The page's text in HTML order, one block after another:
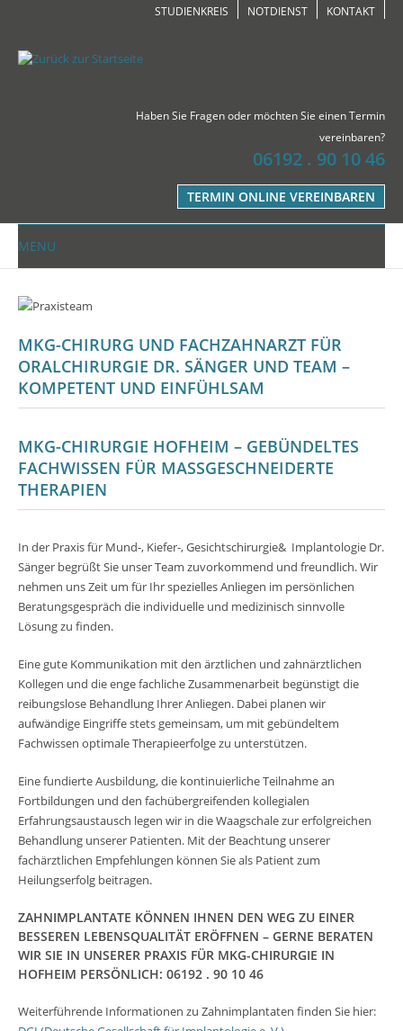
STUDIENKREIS NOTDIENST KONTAKT
Haben Sie Fragen oder möchten Sie einen Termin
vereinbaren?
06192 . 90 10 46
TERMIN ONLINE VEREINBAREN
MENU
MKG-CHIRURG UND FACHZAHNARZT FÜR
ORALCHIRURGIE DR. SÄNGER UND TEAM –
KOMPETENT UND EINFÜHLSAM
MKG-CHIRURGIE HOFHEIM – GEBÜNDELTES
FACHWISSEN FÜR MASSGESCHNEIDERTE T
HERAPIEN
In der Praxis für Mund-, Kiefer-, Gesichtschirurgie& Implantologie Dr.
Sänger begrüßt Sie unser Team zuvorkommend und freundlich. Wir
nehmen uns Zeit um für Ihr spezielles Anliegen im persönlichen
Beratungsgespräch die individuelle und medizinisch sinnvolle
Lösung zu finden.
Eine gute Kommunikation mit den ärztlichen und zahnärztlichen
Kollegen und die enge fachliche Zusammenarbeit begünstigt die
reibungslose Behandlung Ihrer Anliegen. Dabei planen wir
aufwändige Eingriffe stets gemeinsam, um mit gebündeltem
Fachwissen optimale Therapieerfolge zu unterstützen.
Eine fundierte Ausbildung, die kontinuierliche Teilnahme an
Fortbildungen und den fachübergreifenden kollegialen
Erfahrungsaustausch legen wir in die Waagschale zur erfolgreichen
Behandlung unserer Patienten. Mit der Beachtung unserer
fachärztlichen Empfehlungen können Sie als Patient zum
Heilungserfolg beitragen.
ZAHNIMPLANTATE KÖNNEN IHNEN DEN WEG ZU EINER
BESSEREN LEBENSQUALITÄT ERÖFFNEN – GERNE BERATEN
WIR SIE IN UNSERER PRAXIS FÜR MKG-CHIRURGIE IN
HOFHEIM PERSÖNLICH: 06192 . 90 10 46
Weiterführende Informationen zu Zahnimplantaten finden Sie hier: